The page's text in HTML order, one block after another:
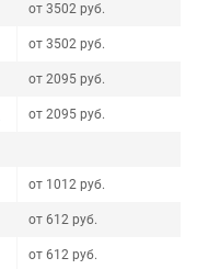
от 3502 руб.
от 3502 руб.
от 2095 руб.
от 2095 руб.
от 1012 руб.
от 612 руб.
от 612 руб.